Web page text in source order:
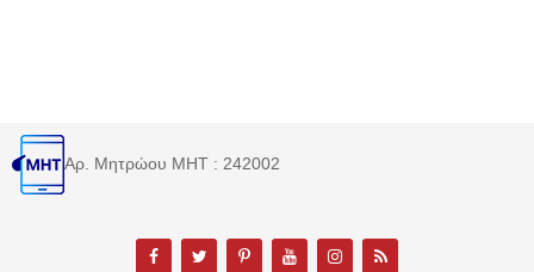
Αρ. Μητρώου MHT : 242002